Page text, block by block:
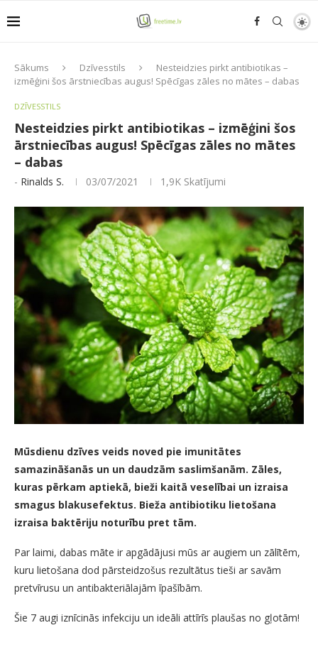
Sākums Dzīvesstils
Nesteidzies pirkt antibiotikas –
izmēģini šos ārstniecības augus! Spēcīgas zāles no mātes – dabas
DZĪVESSTILS
Nesteidzies pirkt antibiotikas – izmēģini šos
ārstniecības augus! Spēcīgas zāles no mātes
– dabas
- Rinalds S. 03/07/2021 1,9K Skatījumi
Mūsdienu dzīves veids noved pie imunitātes
samazināšanās un un daudzām saslimšanām. Zāles,
kuras pērkam aptiekā, bieži kaitā veselībai un izraisa
smagus blakusefektus. Bieža antibiotiku lietošana
izraisa baktēriju noturību pret tām.
Par laimi, dabas māte ir apgādājusi mūs ar augiem un zālītēm,
kuru lietošana dod pārsteidzošus rezultātus tieši ar savām
pretvīrusu un antibakteriālajām īpašībām.
Šie 7 augi iznīcinās infekciju un ideāli attīrīs plaušas no gļotām!